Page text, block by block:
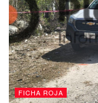
FICHA ROJA